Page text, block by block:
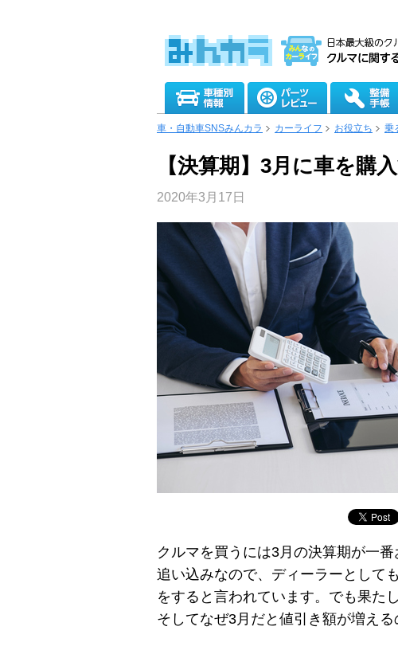
車・自動車SNSみんカラ カーライフ お役立ち 乗
【決算期】3月に車を購
2020年3月17日
クルマを買うには3月の決算期が一
追い込みなので、ディーラーとして
をすると言われています。でも果た
そしてなぜ3月だと値引き額が増える